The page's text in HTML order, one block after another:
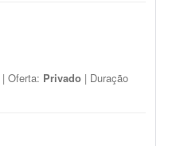
| Oferta: Privado | Duração